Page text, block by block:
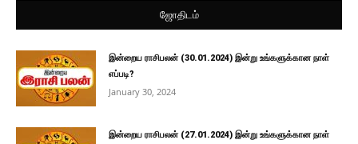
ஜோதிடம்
இன்றைய ராசிபலன் (30.01.2024) இன்று உங்களுக்கான நாள்
எப்படி?
January 30, 2024
இன்றைய ராசிபலன் (27.01.2024) இன்று உங்களுக்கான நாள்